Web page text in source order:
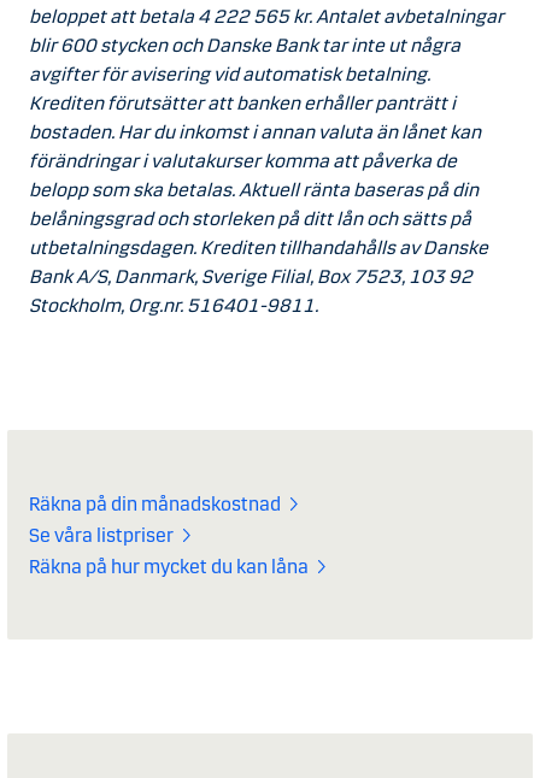
beloppet att betala 4 222 565 kr. Antalet avbetalningar
blir 600 stycken och Danske Bank tar inte ut några
avgifter för avisering vid automatisk betalning.
Krediten förutsätter att banken erhåller panträtt i
bostaden. Har du inkomst i annan valuta än lånet kan
förändringar i valutakurser komma att påverka de
belopp som ska betalas. Aktuell ränta baseras på din
belåningsgrad och storleken på ditt lån och sätts på
utbetalningsdagen. Krediten tillhandahålls av Danske
Bank A/S, Danmark, Sverige Filial, Box 7523, 103 92
Stockholm, Org.nr. 516401-9811.
Räkna på din månadskostnad
Se våra listpriser
Räkna på hur mycket du kan låna